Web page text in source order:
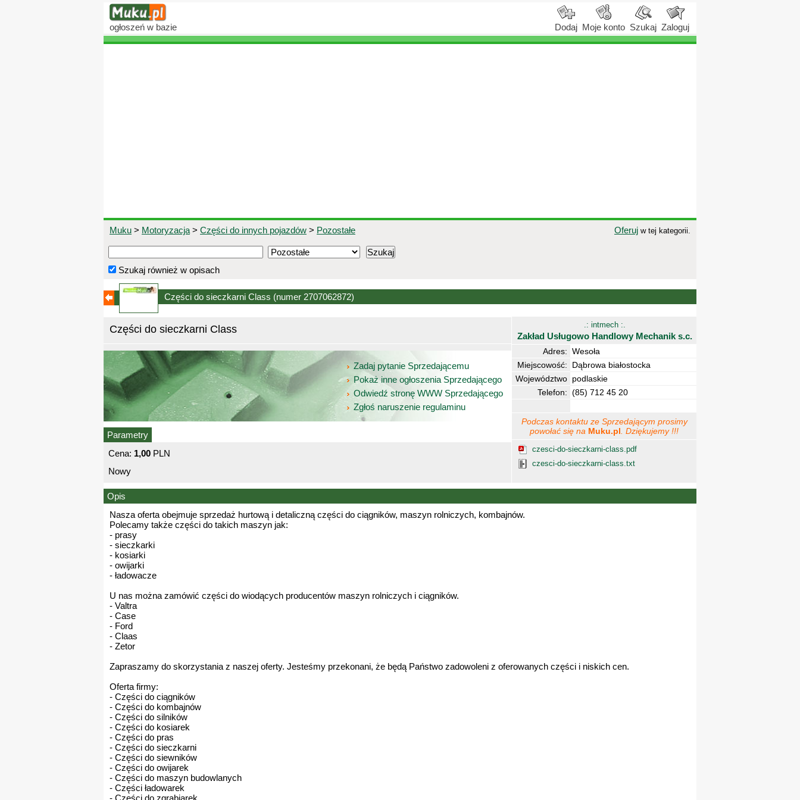
ogłoszeń w bazie Dodaj Moje konto Szukaj Zaloguj
Muku > Motoryzacja > Części do innych pojazdów > Pozostałe Oferuj w tej kategorii.
Szukaj również w opisach
Części do sieczkarni Class (numer 2707062872)
Części do sieczkarni Class
Zadaj pytanie Sprzedającemu
Pokaż inne ogłoszenia Sprzedającego
Odwiedź stronę WWW Sprzedającego
Zgłoś naruszenie regulaminu
Parametry
Cena: 1,00 PLN
Nowy
.: intmech :.
Zakład Usługowo Handlowy Mechanik s.c.
Adres: Wesoła
Miejscowość:
Dąbrowa białostocka
Województwo podlaskie
Telefon: (85) 712 45 20
Podczas kontaktu ze Sprzedającym prosimy
powołać się na Muku.pl . Dziękujemy !!!
czesci-do-sieczkarni-class.pdf
czesci-do-sieczkarni-class.txt
Opis
Nasza oferta obejmuje sprzedaż hurtową i detaliczną części do ciągników, maszyn rolniczych, kombajnów.
Polecamy także części do takich maszyn jak:
- prasy
- sieczkarki
- kosiarki
- owijarki
- ładowacze
U nas można zamówić części do wiodących producentów maszyn rolniczych i ciągników.
- Valtra
- Case
- Ford
- Claas
- Zetor
Zapraszamy do skorzystania z naszej oferty. Jesteśmy przekonani, że będą Państwo zadowoleni z oferowanych części i niskich cen.
Oferta firmy:
- Części do ciągników
- Części do kombajnów
- Części do silników
- Części do kosiarek
- Części do pras
- Części do sieczkarni
- Części do siewników
- Części do owijarek
- Części do maszyn budowlanych
- Części ładowarek
- Części do zgrabiarek